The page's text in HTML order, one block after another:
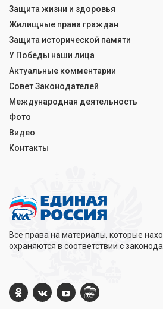
Все права на материалы, которые
охраняются в соответствии с
Защита жизни и здоровья
Жилищные права граждан
Защита исторической памяти
У Победы наши лица
Актуальные комментарии
Совет Законодателей
Международная деятельность
Фото
Видео
Контакты